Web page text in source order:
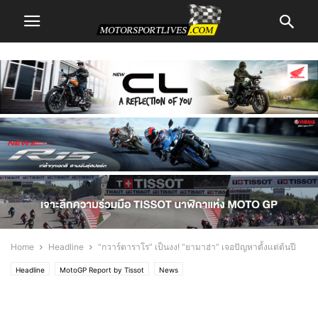
Home Headline “กวาร์ตาราโร” เป็นงง! “ยามาฮ่า” เจอปัญหาตั้งแต่ต้นปี
Headline MotoGP Report by Tissot News